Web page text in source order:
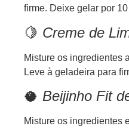
firme. Deixe gelar por
🍋 Creme de
Misture os ingredientes
Leve à geladeira para
🥥 Beijinho Fit
Misture os ingredientes